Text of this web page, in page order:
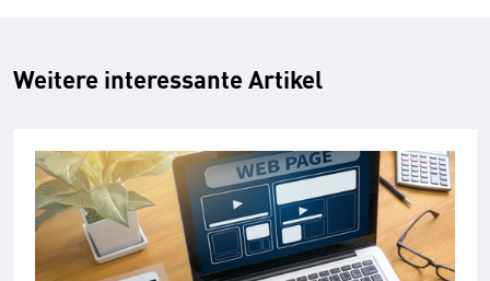
Weitere interessante Artikel